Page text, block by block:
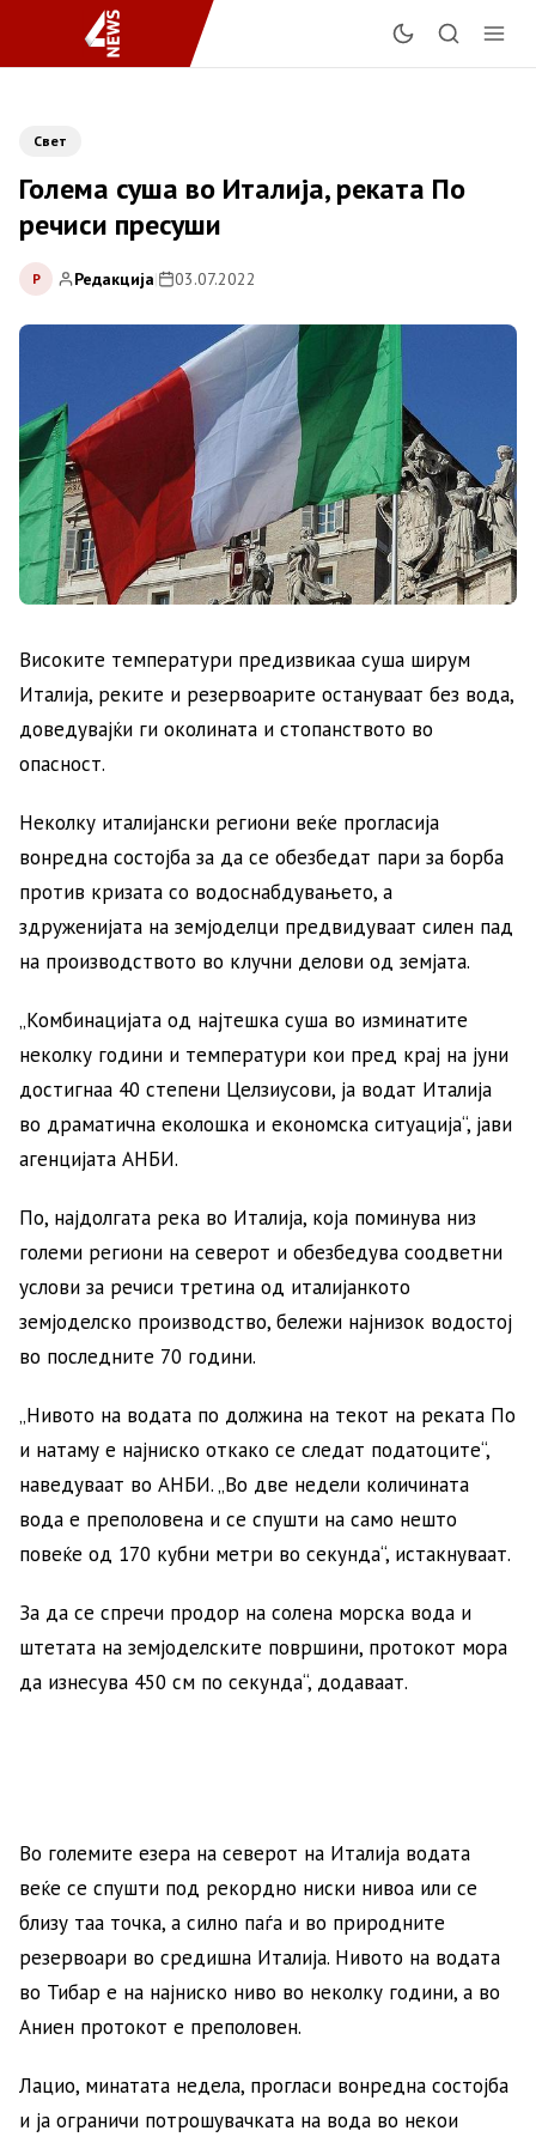
Свет
Голема суша во Италија, реката По
речиси пресуши
Р Редакција| 03.07.2022
Високите температури предизвикаа суша ширум
Италија, реките и резервоарите остануваат без вода,
доведувајќи ги околината и стопанството во
опасност.
Неколку италијански региони веќе прогласија
вонредна состојба за да се обезбедат пари за борба
против кризата со водоснабдувањето, а
здруженијата на земјоделци предвидуваат силен пад
на производството во клучни делови од земјата.
„Комбинацијата од најтешка суша во изминатите
неколку години и температури кои пред крај на јуни
достигнаа 40 степени Целзиусови, ја водат Италија
во драматична еколошка и економска ситуација“, јави
агенцијата АНБИ.
По, најдолгата река во Италија, која поминува низ
големи региони на северот и обезбедува соодветни
услови за речиси третина од италијанкото
земјоделско производство, бележи најнизок водостој
во последните 70 години.
„Нивото на водата по должина на текот на реката По
и натаму е најниско откако се следат податоците“,
наведуваат во АНБИ. „Во две недели количината
вода е преполовена и се спушти на само нешто
повеќе од 170 кубни метри во секунда“, истакнуваат.
За да се спречи продор на солена морска вода и
штетата на земјоделските површини, протокот мора
да изнесува 450 см по секунда“, додаваат.
Во големите езера на северот на Италија водата
веќе се спушти под рекордно ниски нивоа или се
близу таа точка, а силно паѓа и во природните
резервоари во средишна Италија. Нивото на водата
во Тибар е на најниско ниво во неколку години, а во
Аниен протокот е преполовен.
Лацио, минатата недела, прогласи вонредна состојба
и ја ограничи потрошувачката на вода во некои